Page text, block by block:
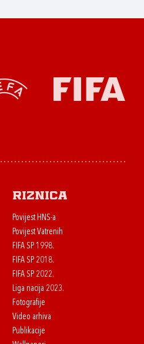
Riznica
Povijest HNS-a
Povijest Vatrenih
FIFA SP 1998.
FIFA SP 2018.
FIFA SP 2022.
Liga nacija 2023.
Fotografije
Video arhiva
Publikacije